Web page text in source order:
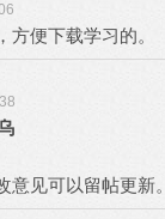
方便下载学习的。
意见可以留帖更新。